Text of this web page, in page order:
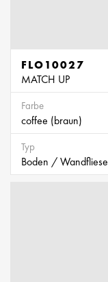
FLO10027
MATCH UP
Farbe
coffee (braun)
Typ
Boden / Wandfliese